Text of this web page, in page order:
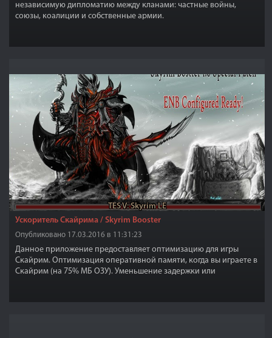
независимую дипломатию между кланами: частные войны,
союзы, коалиции и собственные армии.
TES V: Skyrim LE
Ускоритель Скайрима / Skyrim Booster
Опубликовано 17.03.2016 в 11:31:23
Данное приложение предоставляет оптимизацию для игры
Скайрим. Оптимизация оперативной памяти, когда вы играете в
Скайрим (на 75% МБ ОЗУ). Уменьшение задержки или